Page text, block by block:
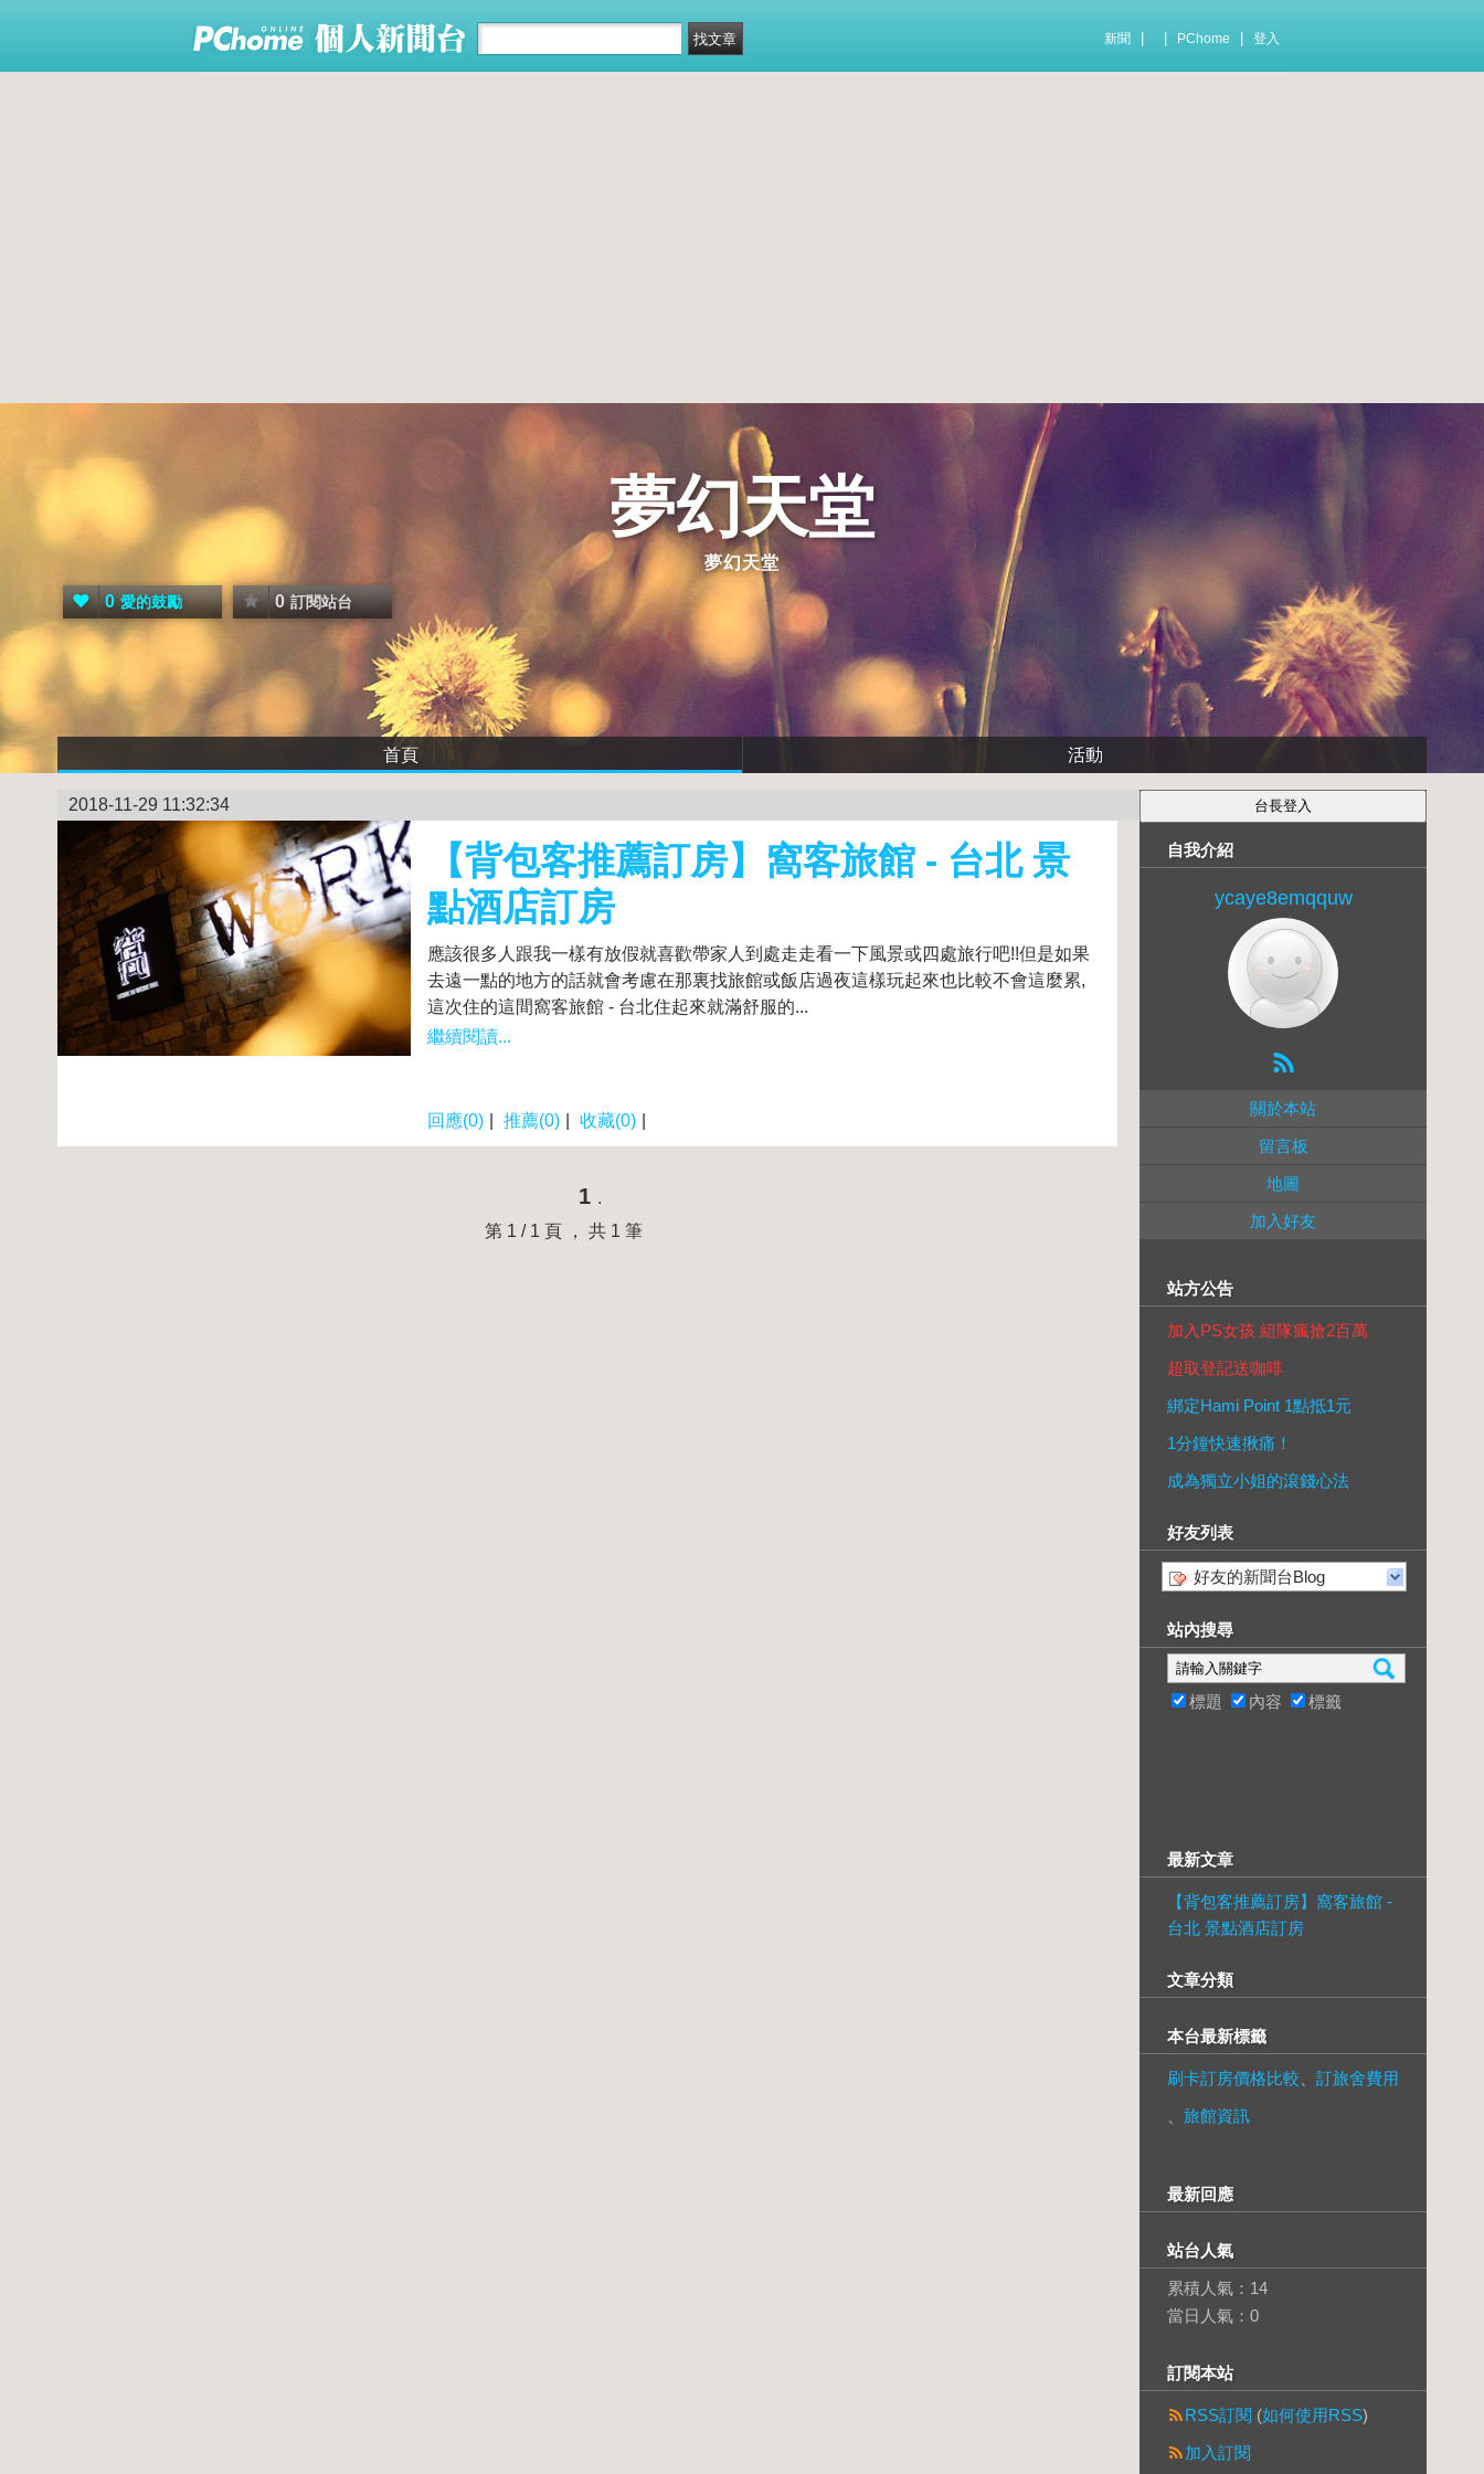
新聞 PChome 登入
夢幻天堂
夢幻天堂
0 愛的鼓勵 0 訂閱站台
首頁 活動
2018-11-29 11:32:34
【背包客推薦訂房】窩客旅館 - 台北 景
點酒店訂房
應該很多人跟我一樣有放假就喜歡帶家人到處走走看一下風景或四處旅行吧!!但是如果
去遠一點的地方的話就會考慮在那裏找旅館或飯店過夜這樣玩起來也比較不會這麼累,
這次住的這間窩客旅館 - 台北住起來就滿舒服的...
繼續閱讀...
回應(0) 推薦(0) 收藏(0)
1 .
第 1 / 1 頁 ， 共 1 筆
自我介紹
ycaye8emqquw
關於本站
留言板
地圖
加入好友
站方公告
加入PS女孩 組隊瘋搶2百萬
超取登記送咖啡
綁定Hami Point 1點抵1元
1分鐘快速揪痛！
成為獨立小姐的滾錢心法
好友列表
好友的新聞台Blog
站內搜尋
標題 內容 標籤
最新文章
【背包客推薦訂房】窩客旅館 -
台北 景點酒店訂房
文章分類
本台最新標籤
刷卡訂房價格比較
訂旅舍費用
旅館資訊
最新回應
站台人氣
累積人氣： 14
當日人氣： 0
訂閱本站
RSS訂閱 (如何使用RSS)
加入訂閱